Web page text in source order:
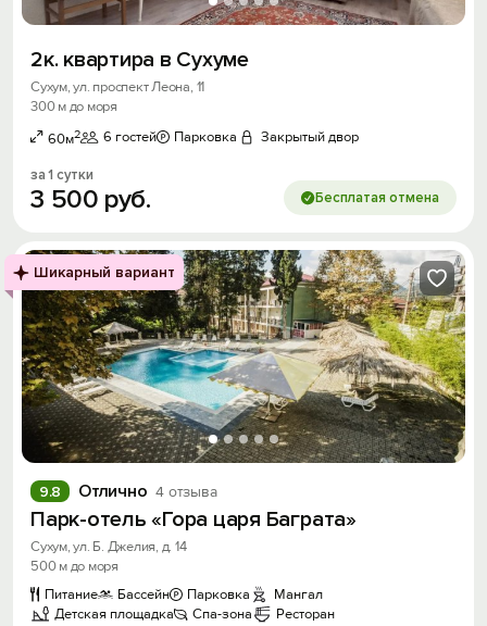
2к. квартира в Сухуме
Сухум, ул. проспект Леона, 11
300 м до моря
60м2 6 гостей Парковка Закрытый двор
за 1 сутки
3 500 руб. Бесплатая отмена
Шикарный вариант
Отлично 4 отзыва
9.8
Парк-отель «Гора царя Баграта»
Сухум, ул. Б. Джелия, д. 14
500 м до моря
Питание
Бассейн Парковка
Мангал
Детская площадка
Спа-зона Ресторан